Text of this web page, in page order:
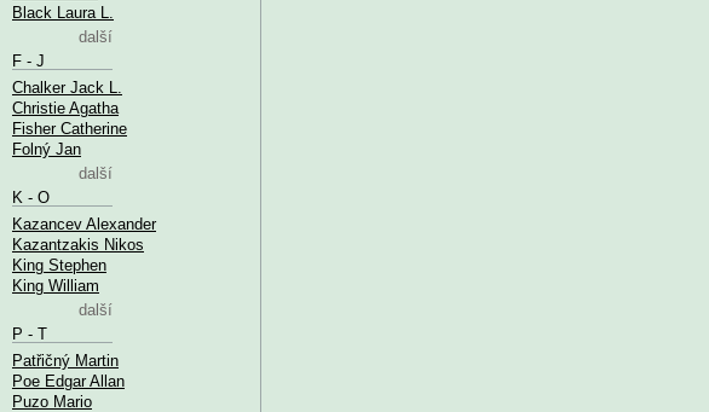
Black Laura L.
další
F - J
Chalker Jack L.
Christie Agatha
Fisher Catherine
Folný Jan
další
K - O
Kazancev Alexander
Kazantzakis Nikos
King Stephen
King William
další
P - T
Patřičný Martin
Poe Edgar Allan
Puzo Mario